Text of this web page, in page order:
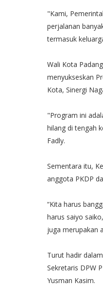
"Kami,
perjalanan
termasuk
Wali Kota
menyukseskan
Kota, Sinergi
"Program ini
hilang di tengah
Fadly.
Sementara itu,
anggota PKDP
“Kita harus
harus saiyo
juga merupakan
Turut hadir
Sekretaris DPW
Yusman Kasim.